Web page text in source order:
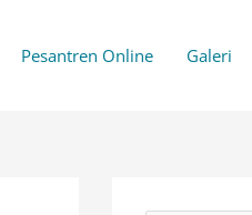
Pesantren Online Galeri